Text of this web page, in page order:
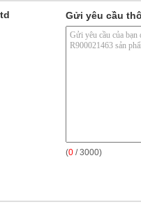
Gửi yêu cầu
(0 / 3000)